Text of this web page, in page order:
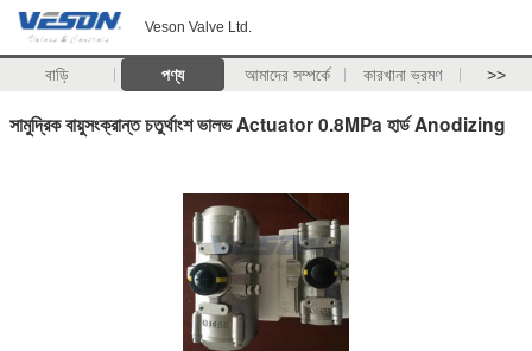
Veson Valve Ltd.
বাড়ি পণ্য আমাদের সম্পর্কে কারখানা ভ্রমণ >>
সামুদ্রিক বায়ুসংক্রান্ত চতুর্থাংশ ভালভ Actuator 0.8MPa হার্ড Anodizing